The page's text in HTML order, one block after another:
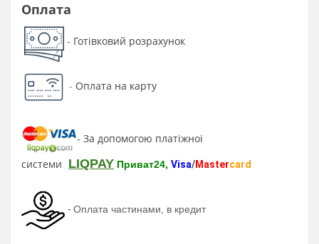
Оплата
- Готівковий розрахунок
- Оплата на карту
- За допомогою платіжної
системи LIQPAY Приват24, Visa/Mastercard
- Оплата частинами, в кредит